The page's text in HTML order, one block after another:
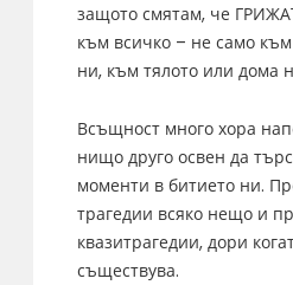
защото смятам, че
към всичко – не само
ни, към тялото или дома
Всъщност много хора
нищо друго освен да
моменти в битието ни.
трагедии всяко нещо и
квазитрагедии, дори
съществува.